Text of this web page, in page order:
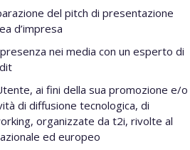
del pitch di presentazione
d’impresa
nei media con un esperto di
ai fini della sua promozione e/o
di diffusione tecnologica, di
organizzate da t2i, rivolte al
ed europeo